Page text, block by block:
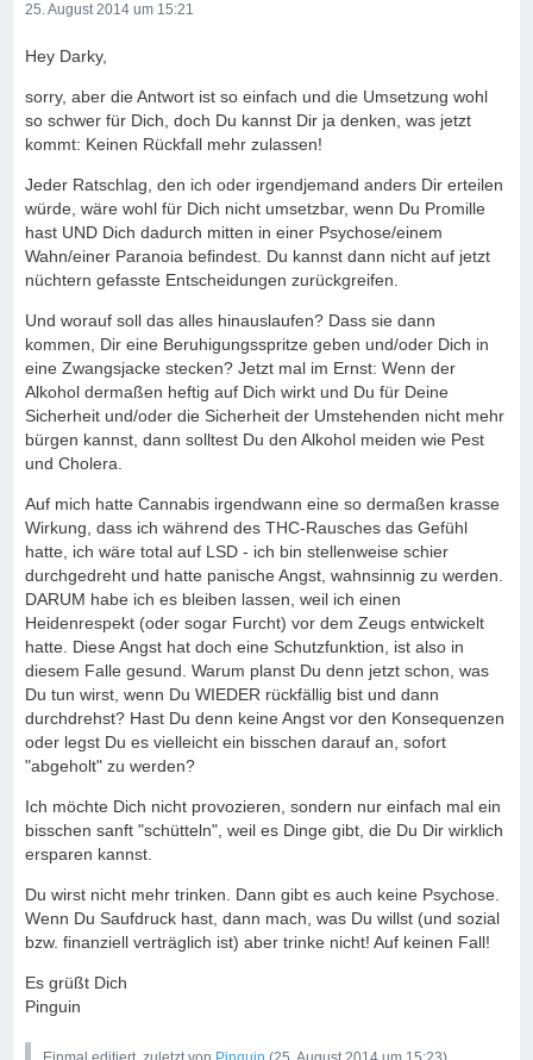
25. August 2014 um 15:21
Hey Darky,
sorry, aber die Antwort ist so einfach und die Umsetzung wohl
so schwer für Dich, doch Du kannst Dir ja denken, was jetzt
kommt: Keinen Rückfall mehr zulassen!
Jeder Ratschlag, den ich oder irgendjemand anders Dir erteilen
würde, wäre wohl für Dich nicht umsetzbar, wenn Du Promille
hast UND Dich dadurch mitten in einer Psychose/einem
Wahn/einer Paranoia befindest. Du kannst dann nicht auf jetzt
nüchtern gefasste Entscheidungen zurückgreifen.
Und worauf soll das alles hinauslaufen? Dass sie dann
kommen, Dir eine Beruhigungsspritze geben und/oder Dich in
eine Zwangsjacke stecken? Jetzt mal im Ernst: Wenn der
Alkohol dermaßen heftig auf Dich wirkt und Du für Deine
Sicherheit und/oder die Sicherheit der Umstehenden nicht mehr
bürgen kannst, dann solltest Du den Alkohol meiden wie Pest
und Cholera.
Auf mich hatte Cannabis irgendwann eine so dermaßen krasse
Wirkung, dass ich während des THC-Rausches das Gefühl
hatte, ich wäre total auf LSD - ich bin stellenweise schier
durchgedreht und hatte panische Angst, wahnsinnig zu werden.
DARUM habe ich es bleiben lassen, weil ich einen
Heidenrespekt (oder sogar Furcht) vor dem Zeugs entwickelt
hatte. Diese Angst hat doch eine Schutzfunktion, ist also in
diesem Falle gesund. Warum planst Du denn jetzt schon, was
Du tun wirst, wenn Du WIEDER rückfällig bist und dann
durchdrehst? Hast Du denn keine Angst vor den Konsequenzen
oder legst Du es vielleicht ein bisschen darauf an, sofort
"abgeholt" zu werden?
Ich möchte Dich nicht provozieren, sondern nur einfach mal ein
bisschen sanft "schütteln", weil es Dinge gibt, die Du Dir wirklich
ersparen kannst.
Du wirst nicht mehr trinken. Dann gibt es auch keine Psychose.
Wenn Du Saufdruck hast, dann mach, was Du willst (und sozial
bzw. finanziell verträglich ist) aber trinke nicht! Auf keinen Fall!
Es grüßt Dich
Pinguin